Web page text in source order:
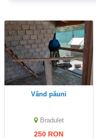
Vând păuni
Bradulet
250 RON